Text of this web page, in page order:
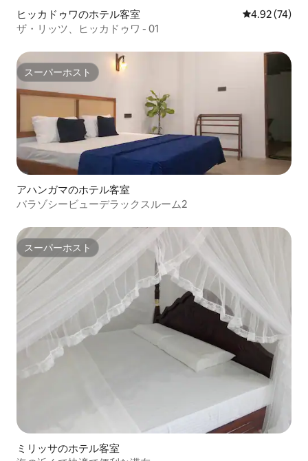
ヒッカドゥワのホテル客室 レビュー74
4.92 (74)
ザ・リッツ、ヒッカドゥワ - 01
スーパーホスト
スーパーホスト
アハンガマのホテル客室
バラゾシービューデラックスルーム2
スーパーホスト
スーパーホスト
ミリッサのホテル客室